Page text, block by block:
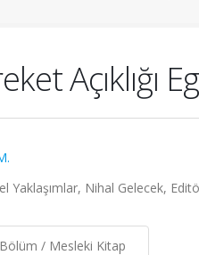
Açıklığı
Yaklaşımlar, Nihal Gelecek,
/ Mesleki Kitap